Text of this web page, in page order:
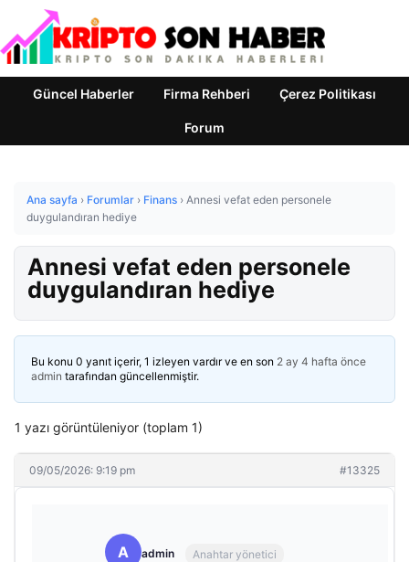
Güncel Haberler Firma Rehberi Çerez Politikası
Forum
Ana sayfa › Forumlar › Finans › Annesi vefat eden personele
duygulandıran hediye
Annesi vefat eden personele
duygulandıran hediye
Bu konu 0 yanıt içerir, 1 izleyen vardır ve en son 2 ay 4 hafta önce
admin tarafından güncellenmiştir.
1 yazı görüntüleniyor (toplam 1)
09/05/2026: 9:19 pm #13325
A admin Anahtar yönetici